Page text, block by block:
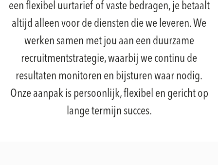
een flexibel uurtarief of vaste bedragen, je betaalt
altijd alleen voor de diensten die we leveren. We
werken samen met jou aan een duurzame
recruitmentstrategie, waarbij we continu de
resultaten monitoren en bijsturen waar nodig.
Onze aanpak is persoonlijk, flexibel en gericht op
lange termijn succes.